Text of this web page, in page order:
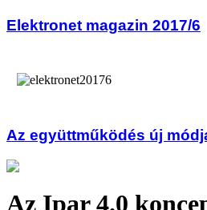
Elektronet magazin 2017/6
Az együttműködés új
Az Ipar 4.0